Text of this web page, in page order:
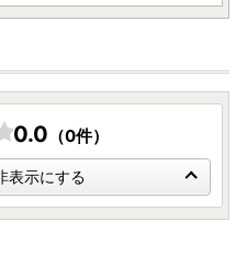
0.0 （0件）
表示にする